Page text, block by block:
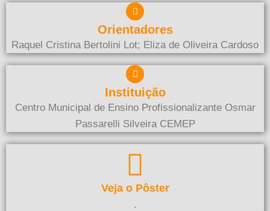
Orientadores
Raquel Cristina Bertolini Lot; Eliza de Oliveira Cardoso
Instituição
Centro Municipal de Ensino Profissionalizante Osmar
Passarelli Silveira CEMEP
Veja o Pôster
.